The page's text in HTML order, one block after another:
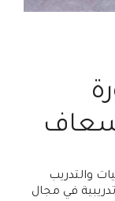
والتدريب
في مجال